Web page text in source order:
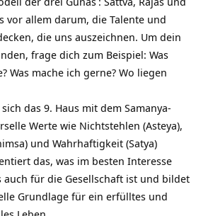
vor allem darum, die Talente und
die uns auszeichnen. Um dein
frage dich zum Beispiel: Was
Was mache ich gerne? Wo liegen
das 9. Haus mit dem Samanya-
Werte wie Nichtstehlen (Asteya),
) und Wahrhaftigkeit (Satya)
das, was im besten Interesse
für die Gesellschaft ist und bildet
Grundlage für ein erfülltes und